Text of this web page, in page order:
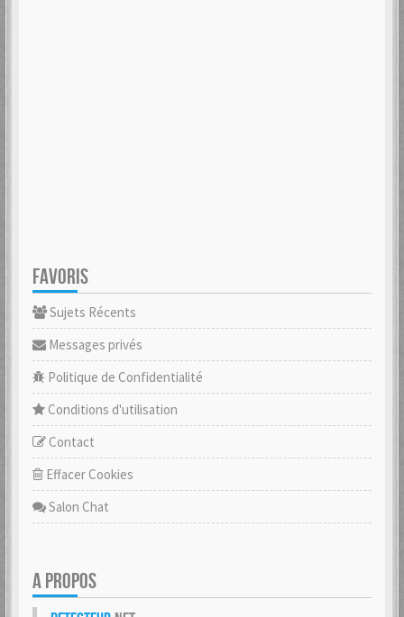
FAVORIS
Sujets Récents
Messages privés
Politique de Confidentialité
Conditions d'utilisation
Contact
Effacer Cookies
Salon Chat
A PROPOS